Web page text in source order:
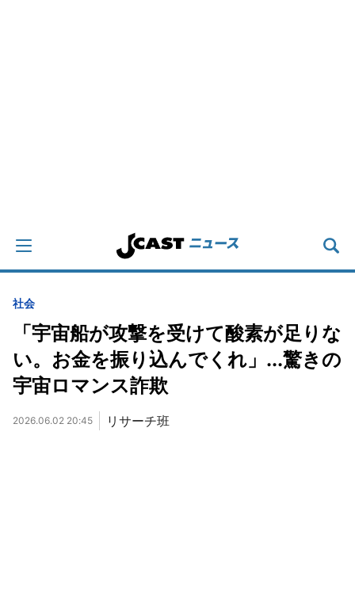
社会
「宇宙船が攻撃を受けて酸素が足りな
い。お金を振り込んでくれ」...驚きの
宇宙ロマンス詐欺
2026.06.02 20:45 リサーチ班